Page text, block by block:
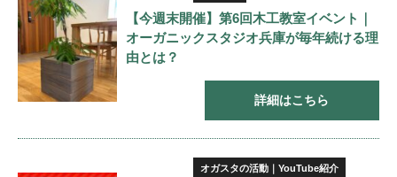
【今週末開催】第6回木工教室イベント｜
オーガニックスタジオ兵庫が毎年続ける理
由とは？
詳細はこちら
オガスタの活動｜YouTube紹介